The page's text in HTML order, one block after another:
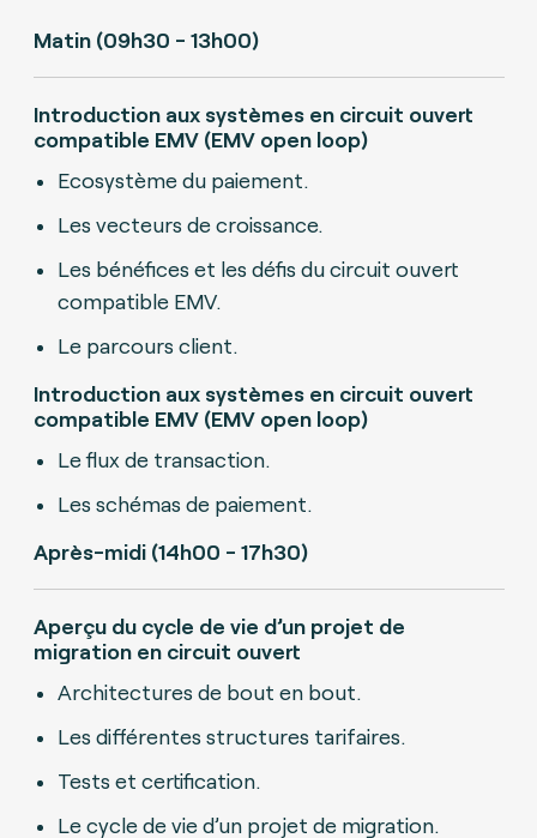
Matin (09h30 - 13h00)
Introduction aux systèmes en circuit ouvert
compatible EMV (EMV open loop)
Ecosystème du paiement.
Les vecteurs de croissance.
Les bénéfices et les défis du circuit ouvert
compatible EMV.
Le parcours client.
Introduction aux systèmes en circuit ouvert
compatible EMV (EMV open loop)
Le flux de transaction.
Les schémas de paiement.
Après-midi (14h00 - 17h30)
Aperçu du cycle de vie d’un projet de
migration en circuit ouvert
Architectures de bout en bout.
Les différentes structures tarifaires.
Tests et certification.
Le cycle de vie d’un projet de migration.